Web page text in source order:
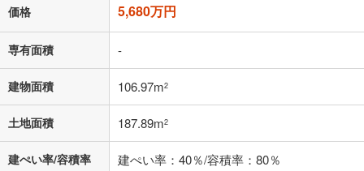
る値は、実際の金融機関等における貸出金利とは何ら関係がなく、実際
の金融機関等における貸出金利を何ら保証するものではありません。返
済方法「元利均等返済」にて算出しております。入力された金利を35年
借り入れの際は各金融機関等に、必ずご自身でご確認をお願いいたしま
す。
条件によってお借り入れができないことがあります。
不動産会社に購入相談をする 無料
価格 5,680万円
専有面積 -
建物面積 106.97m2
土地面積 187.89m2
建ぺい率/容積率 建ぺい率：40％/容積率：80％